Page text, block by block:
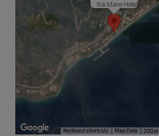
Ilia Mare Hotel
Keyboard shortcuts Map Data 200 m